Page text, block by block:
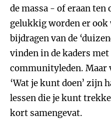
de massa - of eraan ten
gelukkig worden er
bijdragen van de
vinden in de kaders
communityleden. Maar
‘Wat je kunt doen’ zijn
lessen die je kunt
kort samengevat.